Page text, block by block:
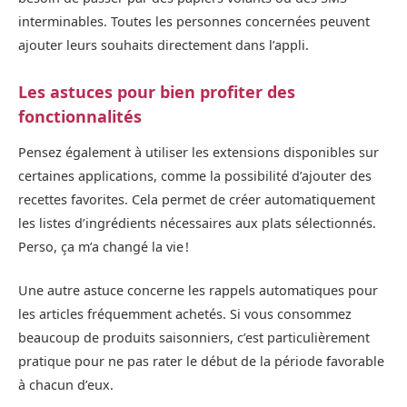
interminables. Toutes les personnes concernées peuvent
ajouter leurs souhaits directement dans l’appli.
Les astuces pour bien profiter des
fonctionnalités
Pensez également à utiliser les extensions disponibles sur
certaines applications, comme la possibilité d’ajouter des
recettes favorites. Cela permet de créer automatiquement
les listes d’ingrédients nécessaires aux plats sélectionnés.
Perso, ça m’a changé la vie !
Une autre astuce concerne les rappels automatiques pour
les articles fréquemment achetés. Si vous consommez
beaucoup de produits saisonniers, c’est particulièrement
pratique pour ne pas rater le début de la période favorable
à chacun d’eux.